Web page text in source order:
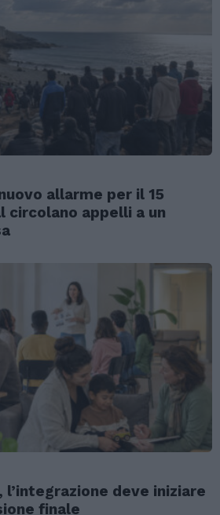
allarme per il 15
circolano appelli a un
deve iniziare
finale